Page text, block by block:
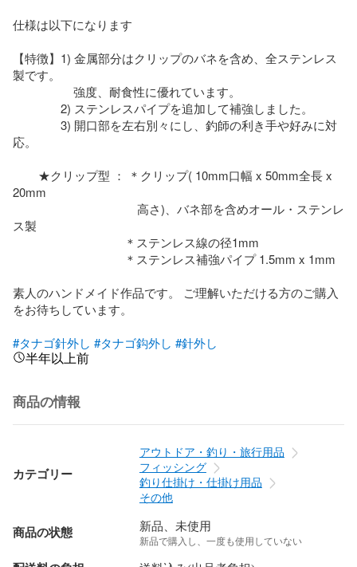
仕様は以下になります
【特徴】1) 金属部分はクリップのバネを含め、全ステンレス
製です。
応。
20mm
ス製
素人のハンドメイド作品です。 ご理解いただける方のご購入
をお待ちしています。
#タナゴ針外し #タナゴ鈎外し #針外し
半年以上前
商品の情報
カテゴリー
アウトドア・釣り・旅行用品
フィッシング
釣り仕掛け・仕掛け用品
その他
商品の状態 新品、未使用
新品で購入し、一度も使用していない